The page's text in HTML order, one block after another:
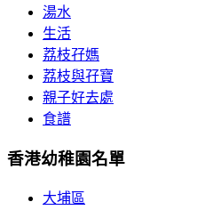
湯水
生活
荔枝孖媽
荔枝與孖寶
親子好去處
食譜
香港幼稚園名單
大埔區